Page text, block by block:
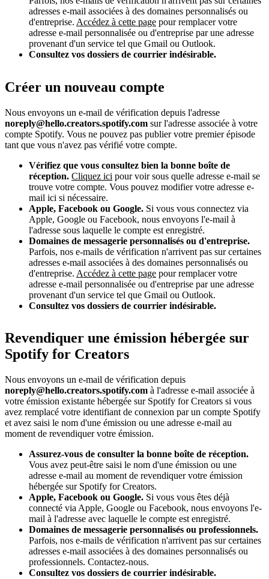
adresses e-mail associées à des domaines personnalisés ou
d'entreprise. Accédez à cette page pour remplacer votre
adresse e-mail personnalisée ou d'entreprise par une adresse
provenant d'un service tel que Gmail ou Outlook.
Consultez vos dossiers de courrier indésirable.
Créer un nouveau compte
Nous envoyons un e-mail de vérification depuis l'adresse
noreply@hello.creators.spotify.com sur l'adresse associée à votre
compte Spotify. Vous ne pouvez pas publier votre premier épisode
tant que vous n'avez pas vérifié votre compte.
Vérifiez que vous consultez bien la bonne boîte de
réception. Cliquez ici pour voir sous quelle adresse e-mail se
trouve votre compte. Vous pouvez modifier votre adresse e-
mail ici si nécessaire.
Apple, Facebook ou Google. Si vous vous connectez via
Apple, Google ou Facebook, nous envoyons l'e-mail à
l'adresse sous laquelle le compte est enregistré.
Domaines de messagerie personnalisés ou d'entreprise.
Parfois, nos e-mails de vérification n'arrivent pas sur certaines
adresses e-mail associées à des domaines personnalisés ou
d'entreprise. Accédez à cette page pour remplacer votre
adresse e-mail personnalisée ou d'entreprise par une adresse
provenant d'un service tel que Gmail ou Outlook.
Consultez vos dossiers de courrier indésirable.
Revendiquer une émission hébergée sur
Spotify for Creators
Nous envoyons un e-mail de vérification depuis
noreply@hello.creators.spotify.com à l'adresse e-mail associée à
votre émission existante hébergée sur Spotify for Creators si vous
avez remplacé votre identifiant de connexion par un compte Spotify
et avez saisi le nom d'une émission ou une adresse e-mail au
moment de revendiquer votre émission.
Assurez-vous de consulter la bonne boîte de réception.
Vous avez peut-être saisi le nom d'une émission ou une
adresse e-mail au moment de revendiquer votre émission
hébergée sur Spotify for Creators.
Apple, Facebook ou Google. Si vous vous êtes déjà
connecté via Apple, Google ou Facebook, nous envoyons l'e-
mail à l'adresse avec laquelle le compte est enregistré.
Domaines de messagerie personnalisés ou professionnels.
Parfois, nos e-mails de vérification n'arrivent pas sur certaines
adresses e-mail associées à des domaines personnalisés ou
professionnels. Contactez-nous.
Consultez vos dossiers de courrier indésirable.